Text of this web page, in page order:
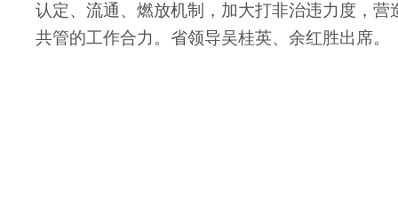
认定、流通、燃放机制，加大打非治违力度，
共管的工作合力。省领导吴桂英、余红胜出席。